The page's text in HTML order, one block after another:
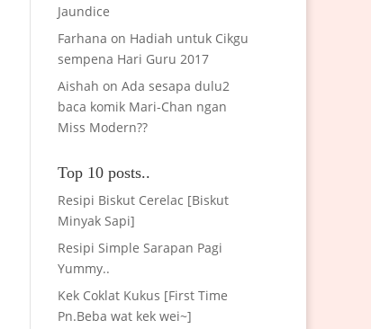
Jaundice
Farhana on Hadiah untuk Cikgu
sempena Hari Guru 2017
Aishah onAda sesapa dulu2
baca komik Mari-Chan ngan
Miss Modern??
Top 10 posts..
Resipi Biskut Cerelac [Biskut
Minyak Sapi]
Resipi Simple Sarapan Pagi
Yummy..
Kek Coklat Kukus [First Time
Pn.Beba wat kek wei~]